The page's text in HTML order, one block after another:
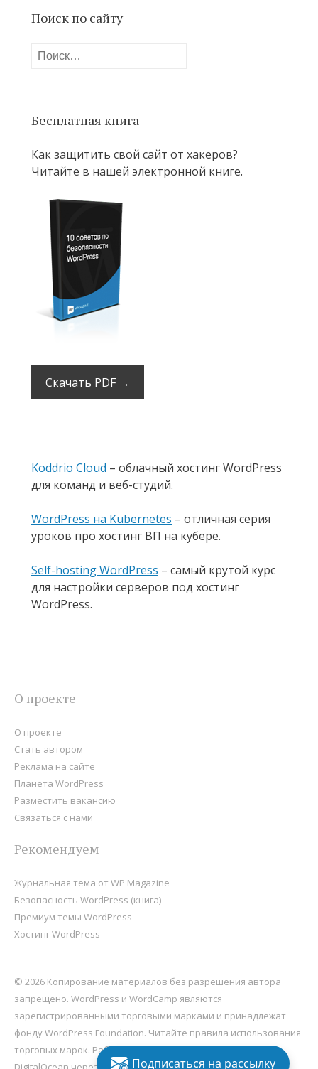
Поиск по сайту
Найти:
Бесплатная книга
Как защитить свой сайт от хакеров?
Читайте в нашей электронной книге.
Скачать PDF →
Koddrio Cloud – облачный хостинг WordPress
для команд и веб-студий.
WordPress на Kubernetes – отличная серия
уроков про хостинг ВП на кубере.
Self-hosting WordPress – самый крутой курс
для настройки серверов под хостинг
WordPress.
О проекте
О проекте
Стать автором
Реклама на сайте
Планета WordPress
Разместить вакансию
Связаться с нами
Рекомендуем
Журнальная тема от WP Magazine
Безопасность WordPress (книга)
Премиум темы WordPress
Хостинг WordPress
© 2026 Копирование материалов без разрешения автора
запрещено. WordPress и WordCamp являются
зарегистрированными торговыми марками и принадлежат
фондуWordPress Foundation. Читайте правила использования
торговых марок. Работает наWordPress, хостится на
Подписаться на рассылку